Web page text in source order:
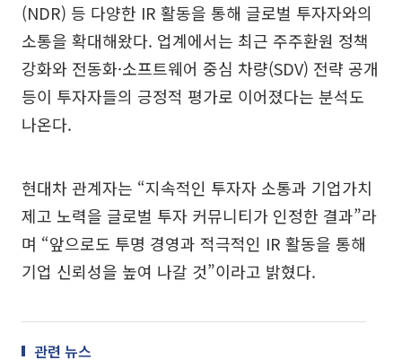
(NDR) 등 다양한 IR 활동을 통해 글로벌 투자자와의
소통을 확대해왔다. 업계에서는 최근 주주환원 정책
강화와 전동화·소프트웨어 중심 차량(SDV) 전략 공개
등이 투자자들의 긍정적 평가로 이어졌다는 분석도
나온다.
현대차 관계자는 “지속적인 투자자 소통과 기업가치
제고 노력을 글로벌 투자 커뮤니티가 인정한 결과”라
며 “앞으로도 투명 경영과 적극적인 IR 활동을 통해
기업 신뢰성을 높여 나갈 것”이라고 밝혔다.
관련 뉴스